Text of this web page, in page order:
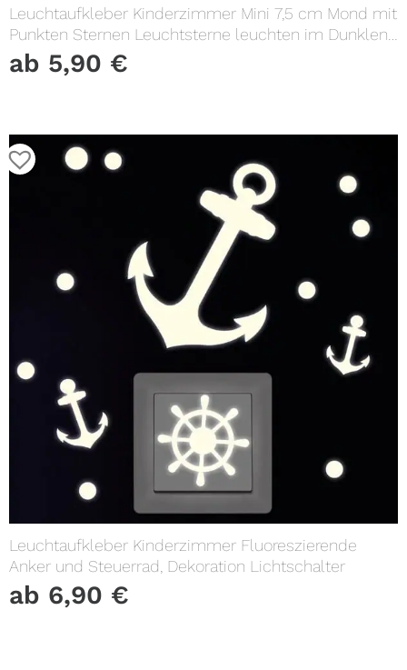
Leuchtaufkleber Kinderzimmer Mini 7,5 cm Mond mit
Punkten Sternen Leuchtsterne leuchten im Dunklen
Lichtschalter
ab 5,90 €
Leuchtaufkleber Kinderzimmer Fluoreszierende
Anker und Steuerrad, Dekoration Lichtschalter
ab 6,90 €